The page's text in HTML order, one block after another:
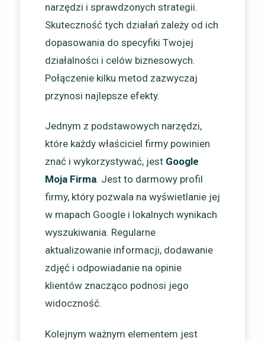
narzędzi i sprawdzonych strategii.
Skuteczność tych działań zależy od ich
dopasowania do specyfiki Twojej
działalności i celów biznesowych.
Połączenie kilku metod zazwyczaj
przynosi najlepsze efekty.
Jednym z podstawowych narzędzi,
które każdy właściciel firmy powinien
znać i wykorzystywać, jest Google
Moja Firma. Jest to darmowy profil
firmy, który pozwala na wyświetlanie jej
w mapach Google i lokalnych wynikach
wyszukiwania. Regularne
aktualizowanie informacji, dodawanie
zdjęć i odpowiadanie na opinie
klientów znacząco podnosi jego
widoczność.
Kolejnym ważnym elementem jest